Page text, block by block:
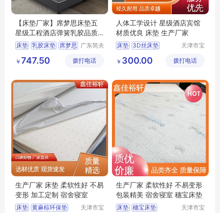
【床垫厂家】席梦思床垫五
星级工程酒店弹簧乳胶品质
好
床垫 乳胶床垫 席梦思 广东简夫
限公司
￥ 747.50 拨打电话
人体工学设计 星级酒店宾馆
材质优良 床垫 生产厂家
床垫 3D丝床垫
天津床垫 乳胶棉床垫
天津市宝
裕轩床垫
￥ 300.00 拨打电话
生产厂家 床垫 柔软性好 不易
变形 加工定制 宿舍寝室
床垫 黄麻棕环保垫
天津市宝
生产厂家 柔软性好 不易变形
包装精美 宿舍寝室 穗宝床垫
床垫 穗宝床垫
天津市宝